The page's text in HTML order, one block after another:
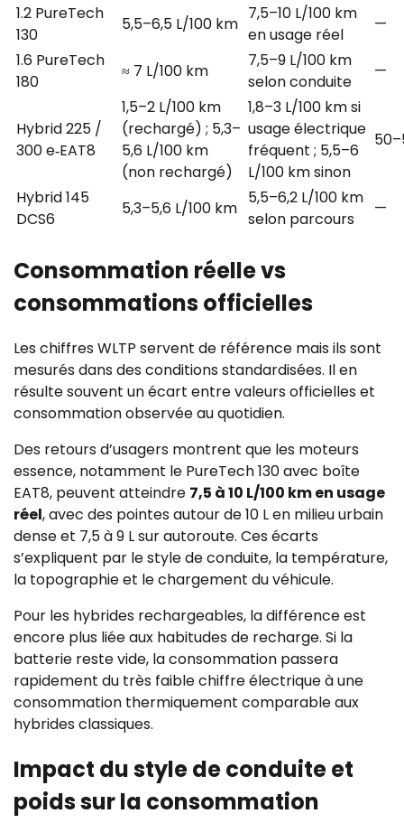
1.2 PureTech
130
5,5–6,5 L/100 km
7,5–10 L/100 km
en usage réel
—
1.6 PureTech
180
≈ 7 L/100 km
7,5–9 L/100 km
selon conduite
—
Hybrid 225 /
300 e‑EAT8
1,5–2 L/100 km
(rechargé) ; 5,3–
5,6 L/100 km
(non rechargé)
1,8–3 L/100 km si
usage électrique
fréquent ; 5,5–6
L/100 km sinon
Hybrid 145
DCS6
5,3–5,6 L/100 km
5,5–6,2 L/100 km
selon parcours
—
Consommation réelle vs
consommations officielles
Les chiffres WLTP servent de référence mais ils sont
mesurés dans des conditions standardisées. Il en
résulte souvent un écart entre valeurs officielles et
consommation observée au quotidien.
Des retours d’usagers montrent que les moteurs
essence, notamment le PureTech 130 avec boîte
EAT8, peuvent atteindre 7,5 à 10 L/100 km en usage
réel, avec des pointes autour de 10 L en milieu urbain
dense et 7,5 à 9 L sur autoroute. Ces écarts
s’expliquent par le style de conduite, la température,
la topographie et le chargement du véhicule.
Pour les hybrides rechargeables, la différence est
encore plus liée aux habitudes de recharge. Si la
batterie reste vide, la consommation passera
rapidement du très faible chiffre électrique à une
consommation thermiquement comparable aux
hybrides classiques.
Impact du style de conduite et
poids sur la consommation